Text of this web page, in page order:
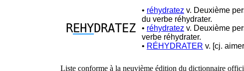
REHYDRATEZ
• réhydratez v. Deuxième
du verbe réhydrater.
• réhydratez v. Deuxième
verbe réhydrater.
• RÉHYDRATER v. [cj.
Liste conforme à la neuvième édition du dictionnaire